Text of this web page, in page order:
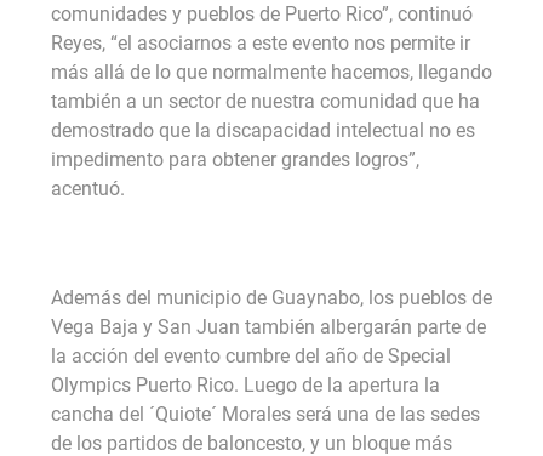
comunidades y pueblos de Puerto Rico”, continuó
Reyes, “el asociarnos a este evento nos permite ir
más allá de lo que normalmente hacemos, llegando
también a un sector de nuestra comunidad que ha
demostrado que la discapacidad intelectual no es
impedimento para obtener grandes logros”,
acentuó.
Además del municipio de Guaynabo, los pueblos de
Vega Baja y San Juan también albergarán parte de
la acción del evento cumbre del año de Special
Olympics Puerto Rico. Luego de la apertura la
cancha del ´Quiote´ Morales será una de las sedes
de los partidos de baloncesto, y un bloque más